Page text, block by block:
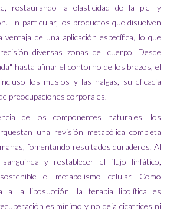
restaurando la elasticidad de la piel y
En particular, los productos que disuelven
ventaja de una aplicación específica, lo que
diversas zonas del cuerpo. Desde
hasta afinar el contorno de los brazos, el
los muslos y las nalgas, su eficacia
preocupaciones corporales.
de los componentes naturales, los
una revisión metabólica completa
fomentando resultados duraderos. Al
y restablecer el flujo linfático,
el metabolismo celular. Como
a la liposucción, la terapia lipolítica es
es mínimo y no deja cicatrices ni